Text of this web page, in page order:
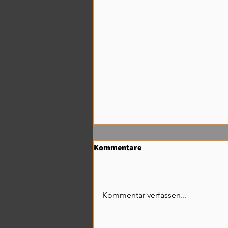
Kommentare
Kommentar verfassen...